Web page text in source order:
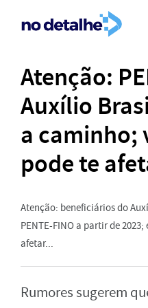
Atenção:
Auxílio
a caminho;
pode te
Atenção: beneficiários do
PENTE-FINO a partir de
afetar...
Rumores sugerem